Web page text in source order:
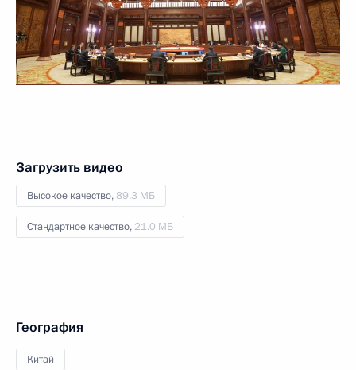
Загрузить видео
Высокое качество,89.3 МБ
Стандартное качество, 21.0 МБ
География
Китай